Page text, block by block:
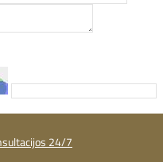
24/7